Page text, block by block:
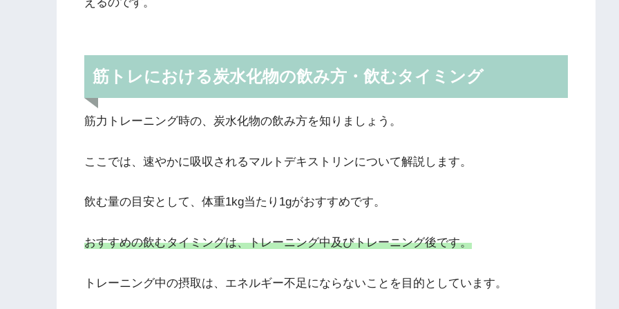
えるのです。
筋トレにおける炭水化物の飲み方・飲むタイミング
筋力トレーニング時の、炭水化物の飲み方を知りましょう。
ここでは、速やかに吸収されるマルトデキストリンについて解説します。
飲む量の目安として、体重1kg当たり1gがおすすめです。
おすすめの飲むタイミングは、トレーニング中及びトレーニング後です。
トレーニング中の摂取は、エネルギー不足にならないことを目的としています。